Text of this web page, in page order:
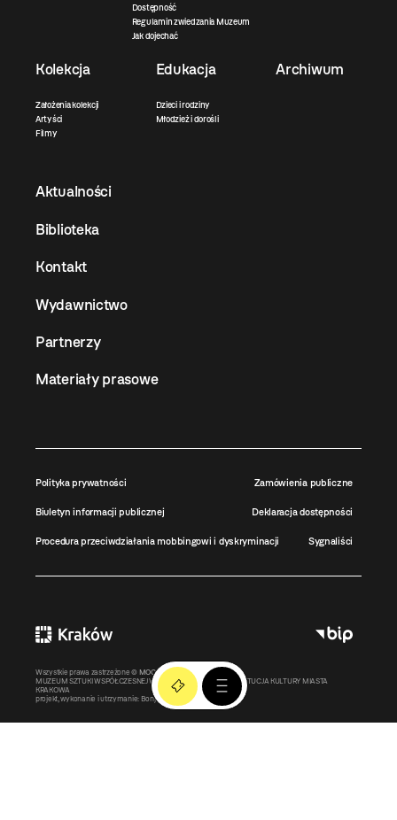
Dostępność
Regulamin zwiedzania Muzeum
Jak dojechać
Kolekcja
Założenia kolekcji
Artyści
Filmy
Edukacja
Dzieci i rodziny
Młodzież i dorośli
Archiwum
Aktualności
Biblioteka
Kontakt
Wydawnictwo
Partnerzy
Materiały prasowe
Polityka prywatności Zamówienia publiczne
Biuletyn informacji publicznej Deklaracja dostępności
Procedura przeciwdziałania mobbingowi i dyskryminacji Sygnaliści
Wszystkie prawa zastrzeżone © MOCAK2011-2026
MUZEUM SZTUKI WSPÓŁCZESNEJ W KRAKOWIE MOCAK – INSTYTUCJA KULTURY MIASTA
KRAKOWA
projekt, wykonanie i utrzymanie: Bonjour.pl